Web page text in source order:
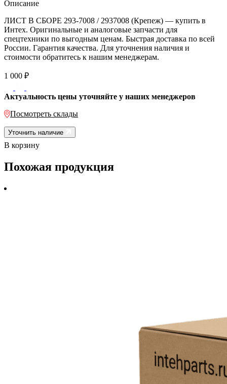
Описание
ЛИСТ В СБОРЕ 293-7008 / 2937008 (Крепеж) — купить в
Интех. Оригинальные и аналоговые запчасти для
спецтехники по выгодным ценам. Быстрая доставка по всей
России. Гарантия качества. Для уточнения наличия и
стоимости обратитесь к нашим менеджерам.
1 000 ₽
Актуальность цены уточняйте у наших менеджеров
Посмотреть склады
Уточнить наличие
В корзину
Похожая продукция